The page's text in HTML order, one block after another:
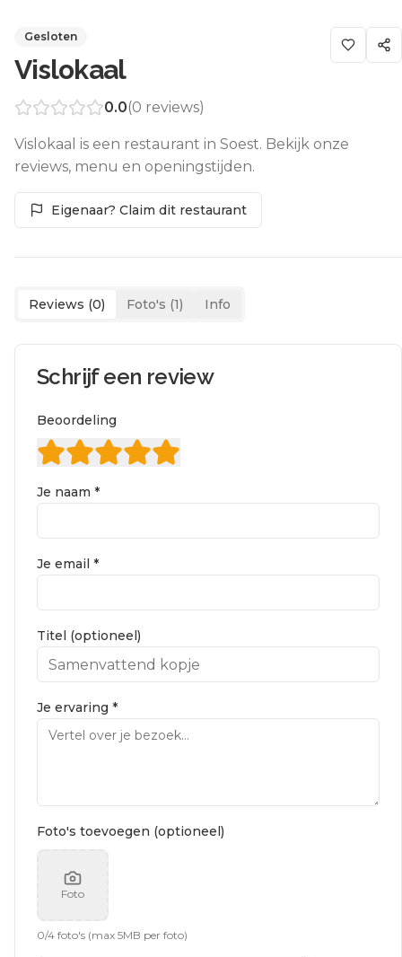
Gesloten
Vislokaal
0.0(0 reviews)
Vislokaal is een restaurant in Soest. Bekijk onze
reviews, menu en openingstijden.
Eigenaar? Claim dit restaurant
Reviews (0) Foto's (1) Info
Schrijf een review
Beoordeling
Je naam *
Je email *
Titel (optioneel)
Je ervaring *
Foto's toevoegen (optioneel)
Foto
0/4 foto's (max 5MB per foto)